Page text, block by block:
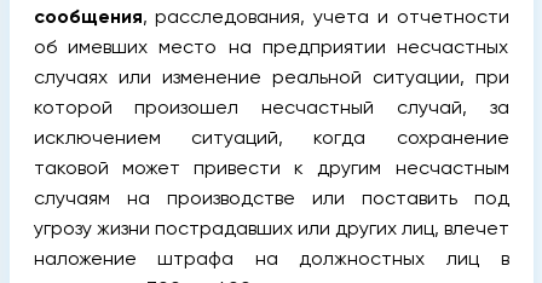
сообщения, расследования, учета и отчетности
об имевших место на предприятии несчастных
случаях или изменение реальной ситуации, при
которой произошел несчастный случай, за
исключением ситуаций, когда сохранение
таковой может привести к другим несчастным
случаям на производстве или поставить под
угрозу жизни пострадавших или других лиц, влечет
наложение штрафа на должностных лиц в